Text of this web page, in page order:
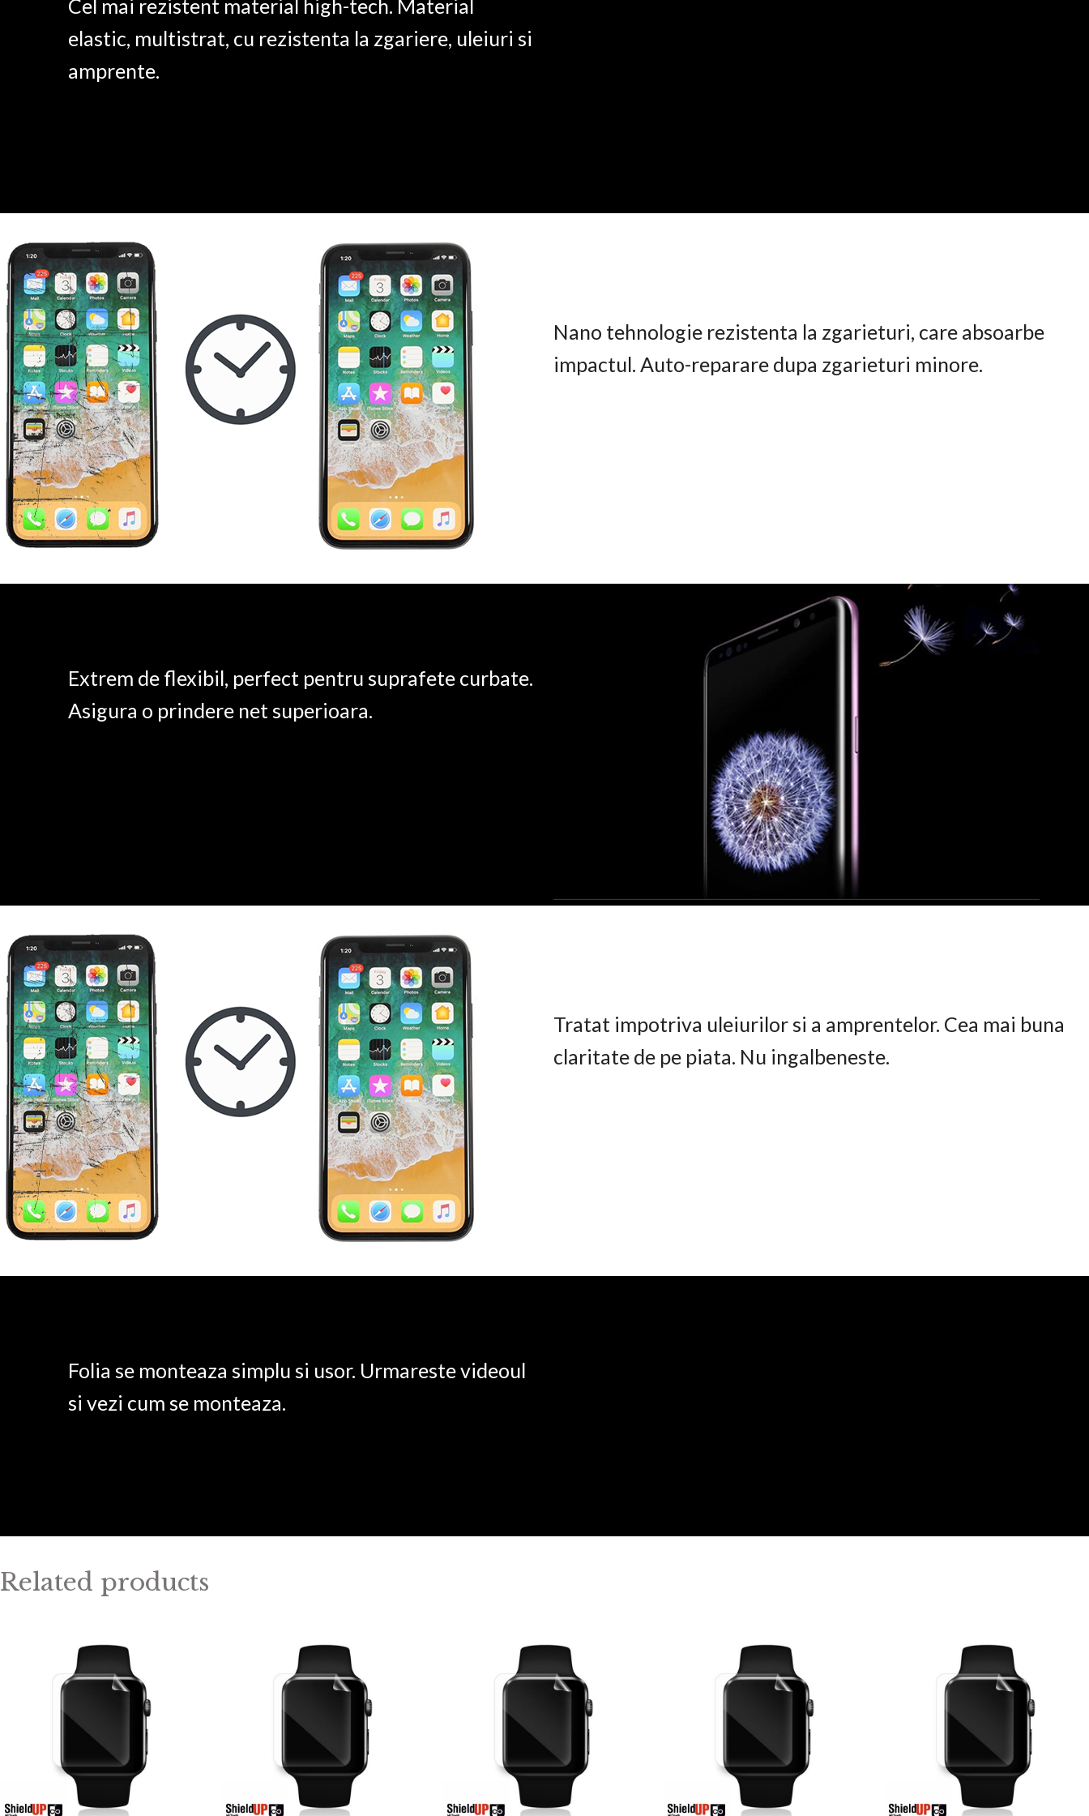
Cel mai rezistent material high-tech. Material
elastic, multistrat, cu rezistenta la zgariere, uleiuri si
amprente.
Nano tehnologie rezistenta la zgarieturi, care absoarbe
impactul. Auto-reparare dupa zgarieturi minore.
Extrem de flexibil, perfect pentru suprafete curbate.
Asigura o prindere net superioara.
Tratat impotriva uleiurilor si a amprentelor. Cea mai buna
claritate de pe piata. Nu ingalbeneste.
Folia se monteaza simplu si usor. Urmareste videoul
si vezi cum se monteaza.
Related products